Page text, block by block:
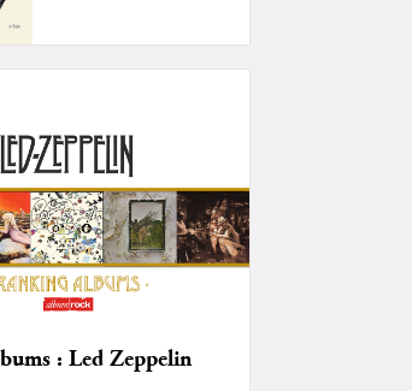
: Led Zeppelin